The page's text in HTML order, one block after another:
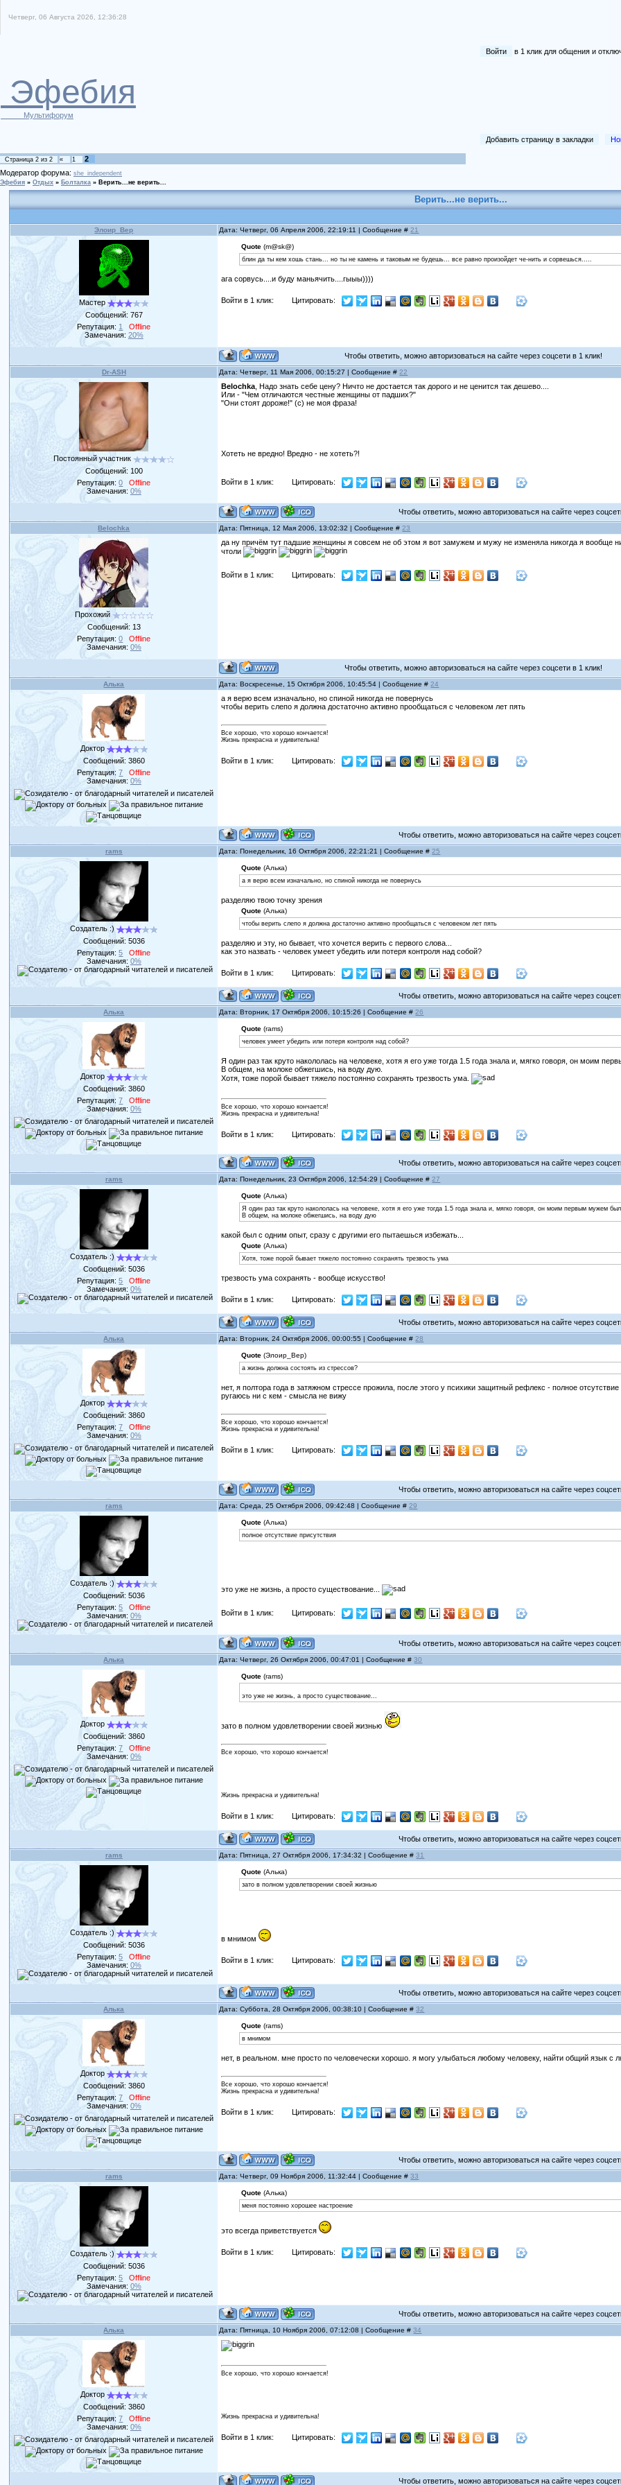
Четверг, 06 Августа 2026, 12:36:28
Войти в 1 клик для общения и
Эфебия
Мультифорум
Добавить страницу в закладки
Страница 2 из 2 « 1
2
Модератор форума: she_independent
Эфебия » Отдых » Болталка » Верить...не верить...
Верить...не верить...
Элоир_Вер Дата: Четверг, 06 Апреля 2006, 22:19:11 | Сообщение # 21
Мастер
Сообщений: 767
Репутация: 1
Offline
Замечания: 20%
Quote (m@sk@)
блин да ты кем хошь стань... но ты не камень и таковым не будешь... все равно произойдет че-нить и сорвешься.....
ага сорвусь....и буду маньячить....гыыы))))
Войти в 1 клик: Цитировать:
Чтобы ответить, можно авторизоваться на сайте через соцсети в 1 клик!
Dr-ASH Дата: Четверг, 11 Мая 2006, 00:15:27 | Сообщение # 22
Постоянный участник
Сообщений: 100
Репутация:0
Offline
Замечания: 0%
Belochka , Надо знать себе цену? Ничто не достается так дорого и не ценится так дешево....
Или - "Чем отличаются честные женщины от падших?"
"Они стоят дороже!" (с) не моя фраза!
Хотеть не вредно! Вредно - не хотеть?!
Войти в 1 клик: Цитировать:
Чтобы ответить, можно авторизоваться на сайте через
Belochka Дата: Пятница, 12 Мая 2006, 13:02:32 | Сообщение # 23
Прохожий
Сообщений: 13
Репутация:0
Offline
Замечания: 0%
да ну причём тут падшие женщины я совсем не об этом я вот замужем и мужу не изменяла никогда я вообще
чтоли
Войти в 1 клик: Цитировать:
Чтобы ответить, можно авторизоваться на сайте через соцсети в 1 клик!
Алька Дата: Воскресенье, 15 Октября 2006, 10:45:54 | Сообщение # 24
Доктор
Сообщений: 3860
Репутация:7
Offline
Замечания: 0%
а я верю всем изначально, но спиной никогда не повернусь
чтобы верить слепо я должна достаточно активно прообщаться с человеком лет пять
Все хорошо, что хорошо кончается!
Жизнь прекрасна и удивительна!
Войти в 1 клик: Цитировать:
Чтобы ответить, можно авторизоваться на сайте через
rams Дата: Понедельник, 16 Октября 2006, 22:21:21 | Сообщение # 25
Создатель :)
Сообщений: 5036
Репутация:5
Offline
Замечания: 0%
Quote (Алька)
а я верю всем изначально, но спиной никогда не повернусь
разделяю твою точку зрения
Quote (Алька)
чтобы верить слепо я должна достаточно активно прообщаться с человеком лет пять
разделяю и эту, но бывает, что хочется верить с первого слова...
как это назвать - человек умеет убедить или потеря контроля над собой?
Войти в 1 клик: Цитировать:
Чтобы ответить, можно авторизоваться на сайте через
Алька Дата: Вторник, 17 Октября 2006, 10:15:26 | Сообщение # 26
Доктор
Сообщений: 3860
Репутация:7
Offline
Замечания: 0%
Quote (rams)
человек умеет убедить или потеря контроля над собой?
Я один раз так круто накололась на человеке, хотя я его уже тогда 1.5 года знала и, мягко говоря, он моим
В общем, на молоке обжегшись, на воду дую.
Хотя, тоже порой бывает тяжело постоянно сохранять трезвость ума.
Все хорошо, что хорошо кончается!
Жизнь прекрасна и удивительна!
Войти в 1 клик: Цитировать:
Чтобы ответить, можно авторизоваться на сайте через
rams Дата: Понедельник, 23 Октября 2006, 12:54:29 | Сообщение # 27
Создатель :)
Сообщений: 5036
Репутация:5
Offline
Замечания: 0%
Quote (Алька)
Я один раз так круто накололась на человеке, хотя я его уже тогда 1.5 года знала и, мягко говоря, он моим первым мужем
В общем, на молоке обжегшись, на воду дую
какой был с одним опыт, сразу с другими его пытаешься избежать...
Quote (Алька)
Хотя, тоже порой бывает тяжело постоянно сохранять трезвость ума
трезвость ума сохранять - вообще искусство!
Войти в 1 клик: Цитировать:
Чтобы ответить, можно авторизоваться на сайте через
Алька Дата: Вторник, 24 Октября 2006, 00:00:55 | Сообщение # 28
Доктор
Сообщений: 3860
Репутация:7
Offline
Замечания: 0%
Quote (Элоир_Вер)
а жизнь должна состоять из стрессов?
нет, я полтора года в затяжном стрессе прожила, после этого у психики защитный рефлекс - полное
ругаюсь ни с кем - смысла не вижу
Все хорошо, что хорошо кончается!
Жизнь прекрасна и удивительна!
Войти в 1 клик: Цитировать:
Чтобы ответить, можно авторизоваться на сайте через
rams Дата: Среда, 25 Октября 2006, 09:42:48 | Сообщение # 29
Создатель :)
Сообщений: 5036
Репутация:5
Offline
Замечания: 0%
Quote (Алька)
полное отсутствие присутствия
это уже не жизнь, а просто существование...
Войти в 1 клик: Цитировать:
Чтобы ответить, можно авторизоваться на сайте через
Алька Дата: Четверг, 26 Октября 2006, 00:47:01 | Сообщение #30
Доктор
Сообщений: 3860
Репутация:7
Offline
Замечания: 0%
Quote (rams)
это уже не жизнь, а просто существование...
зато в полном удовлетворении своей жизнью
Все хорошо, что хорошо кончается!
Жизнь прекрасна и удивительна!
Войти в 1 клик: Цитировать:
Чтобы ответить, можно авторизоваться на сайте через
rams Дата: Пятница, 27 Октября 2006, 17:34:32 | Сообщение #31
Создатель :)
Сообщений: 5036
Репутация:5
Offline
Замечания: 0%
Quote (Алька)
зато в полном удовлетворении своей жизнью
в мнимом
Войти в 1 клик: Цитировать:
Чтобы ответить, можно авторизоваться на сайте через
Алька Дата: Суббота, 28 Октября 2006, 00:38:10 | Сообщение #32
Доктор
Сообщений: 3860
Репутация:7
Offline
Замечания: 0%
Quote (rams)
в мнимом
нет, в реальном. мне просто по человечески хорошо. я могу улыбаться любому человеку, найти общий язык
Все хорошо, что хорошо кончается!
Жизнь прекрасна и удивительна!
Войти в 1 клик: Цитировать:
Чтобы ответить, можно авторизоваться на сайте через
rams Дата: Четверг, 09 Ноября 2006, 11:32:44 | Сообщение #33
Создатель :)
Сообщений: 5036
Репутация:5
Offline
Замечания: 0%
Quote (Алька)
меня постоянно хорошее настроение
это всегда приветствуется
Войти в 1 клик: Цитировать:
Чтобы ответить, можно авторизоваться на сайте через
Алька Дата: Пятница, 10 Ноября 2006, 07:12:08 | Сообщение #34
Доктор
Сообщений: 3860
Репутация:7
Offline
Замечания: 0%
Все хорошо, что хорошо кончается!
Жизнь прекрасна и удивительна!
Войти в 1 клик: Цитировать:
Чтобы ответить, можно авторизоваться на сайте через